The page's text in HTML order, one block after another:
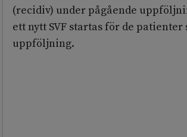
(recidiv) under pågående
ett nytt SVF startas för de
uppföljning.